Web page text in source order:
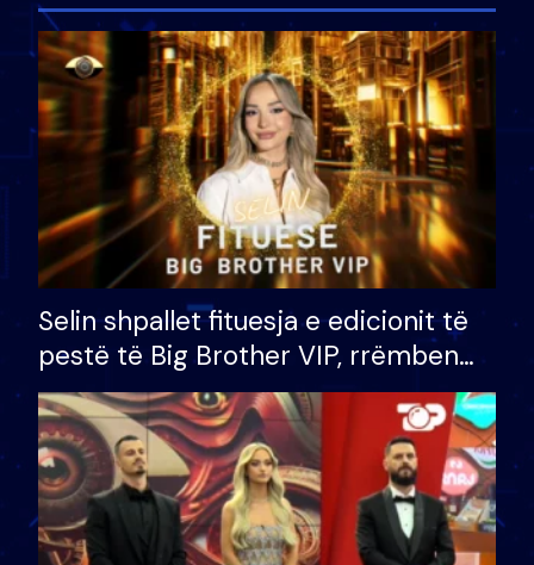
Selin shpallet fituesja e edicionit të
pestë të Big Brother VIP, rrëmben
çmimin e madh prej 100 mijë eurosh